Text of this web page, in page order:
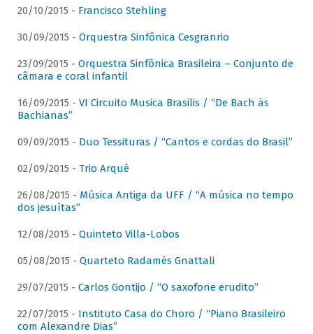
20/10/2015 - Francisco Stehling
30/09/2015 - Orquestra Sinfônica Cesgranrio
23/09/2015 - Orquestra Sinfônica Brasileira – Conjunto de
câmara e coral infantil
16/09/2015 - VI Circuito Musica Brasilis / “De Bach às
Bachianas”
09/09/2015 - Duo Tessituras / “Cantos e cordas do Brasil”
02/09/2015 - Trio Arqué
26/08/2015 - Música Antiga da UFF / “A música no tempo
dos jesuítas”
12/08/2015 - Quinteto Villa-Lobos
05/08/2015 - Quarteto Radamés Gnattali
29/07/2015 - Carlos Gontijo / “O saxofone erudito”
22/07/2015 - Instituto Casa do Choro / “Piano Brasileiro
com Alexandre Dias”